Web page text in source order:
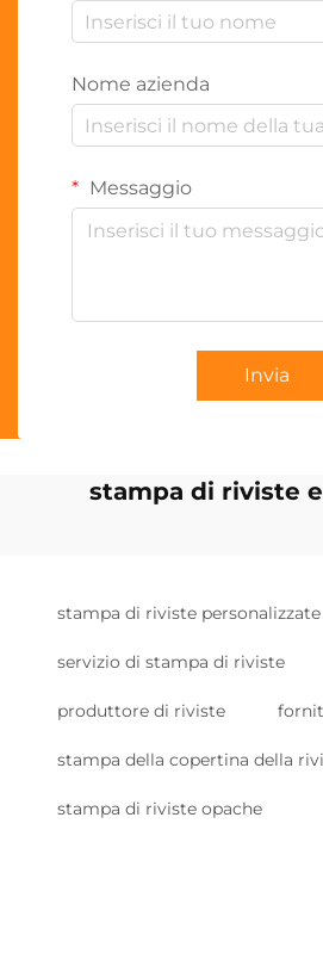
Nome azienda
Messaggio
Invia
stampa di riviste
stampa di riviste personalizzate
servizio di stampa di riviste
produttore di riviste
stampa della copertina della
stampa di riviste opache